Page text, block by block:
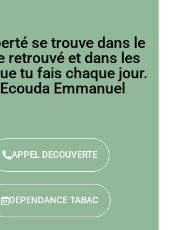
se trouve dans le
retrouvé et dans les
tu fais chaque jour.
Emmanuel
APPEL DECOUVERTE
DEPENDANCE TABAC